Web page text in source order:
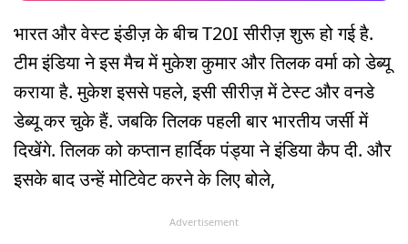
भारत और वेस्ट इंडीज़ के बीच T20I सीरीज़ शुरू हो गई है.
टीम इंडिया ने इस मैच में मुकेश कुमार और तिलक वर्मा को डेब्यू
कराया है. मुकेश इससे पहले, इसी सीरीज़ में टेस्ट और वनडे
डेब्यू कर चुके हैं. जबकि तिलक पहली बार भारतीय जर्सी में
दिखेंगे. तिलक को कप्तान हार्दिक पंड्या ने इंडिया कैप दी. और
इसके बाद उन्हें मोटिवेट करने के लिए बोले,
Advertisement